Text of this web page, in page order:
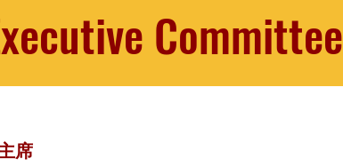
Committee
席